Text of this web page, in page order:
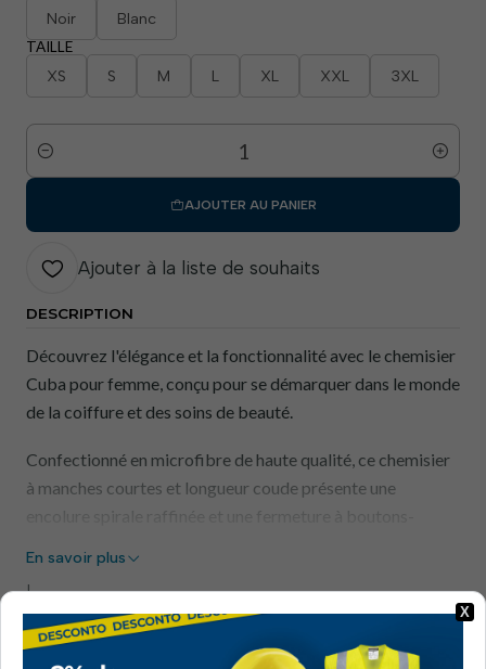
Noir Blanc
TAILLE
XS S M L XL XXL 3XL
Quantité
AJOUTER AU PANIER
Ajouter à la liste de souhaits
DESCRIPTION
Découvrez l'élégance et la fonctionnalité avec le chemisier
Cuba pour femme, conçu pour se démarquer dans le monde
de la coiffure et des soins de beauté.
Confectionné en microfibre de haute qualité, ce chemisier
à manches courtes et longueur coude présente une
avant offrent un confort optimal, tandis que les fentes
élégance. La microfibre antibactérienne garantit
respirabilité, résistance aux éclaboussures de javel et un
En savoir plus
|
Afficher l'inventaire par emplacement.
X